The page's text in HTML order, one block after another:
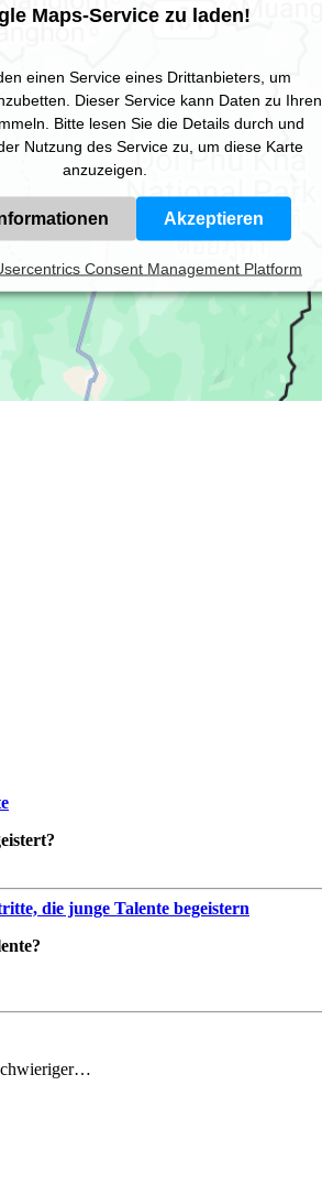
Maps-Service zu laden!
einen Service eines Drittanbieters, um
Dieser Service kann Daten zu Ihren
Bitte lesen Sie die Details durch und
Nutzung des Service zu, um diese Karte
anzuzeigen.
Akzeptieren
Consent Management Platform
die junge Talente begeistern